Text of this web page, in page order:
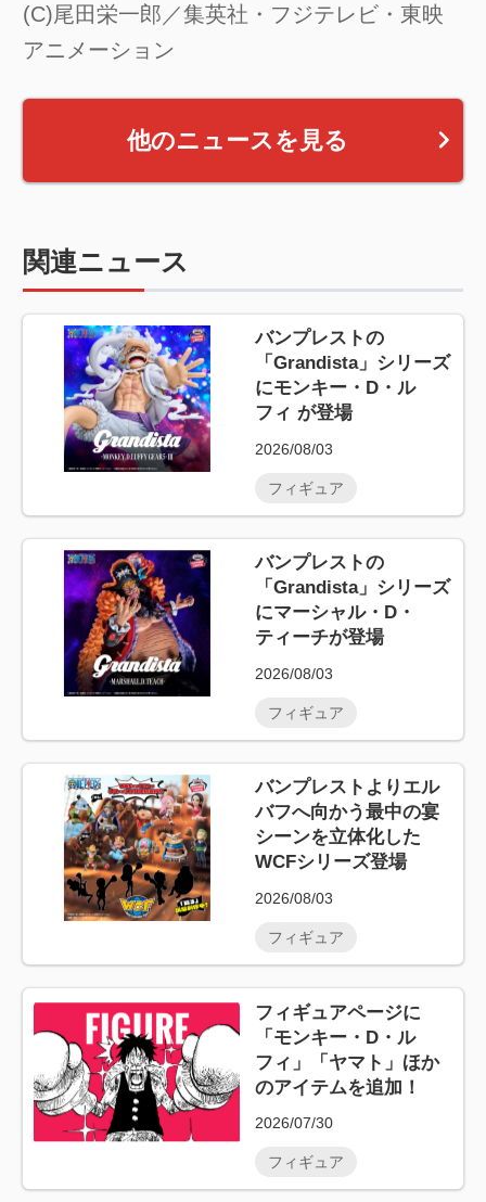
(C)尾田栄一郎／集英社・フジテレビ・東映
アニメーション
他のニュースを見る
関連ニュース
バンプレストの
「Grandista」シリーズ
にモンキー・D・ル
フィ が登場
2026/08/03
フィギュア
バンプレストの
「Grandista」シリーズ
にマーシャル・D・
ティーチが登場
2026/08/03
フィギュア
バンプレストよりエル
バフへ向かう最中の宴
シーンを立体化した
WCFシリーズ登場
2026/08/03
フィギュア
フィギュアページに
「モンキー・D・ル
フィ」「ヤマト」ほか
のアイテムを追加！
2026/07/30
フィギュア